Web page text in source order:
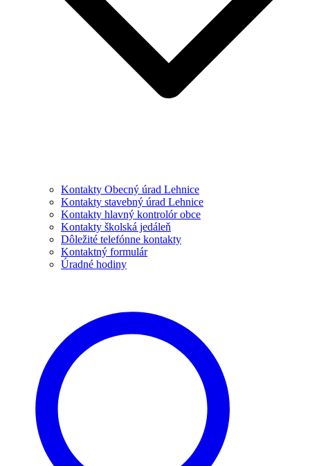
Kontakty Obecný úrad Lehnice
Kontakty stavebný úrad Lehnice
Kontakty hlavný kontrolór obce
Kontakty školská jedáleň
Dôležité telefónne kontakty
Kontaktný formulár
Úradné hodiny